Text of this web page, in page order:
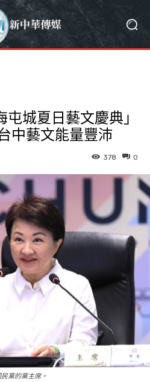
城夏日藝文慶典」
中藝文能量豐沛
0
378
黨的黨主席。